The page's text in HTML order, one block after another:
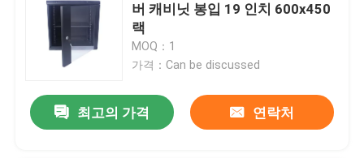
버 캐비닛 봉입 19 인치 600x450
랙
MOQ：1
가격：Can be discussed
최고의 가격 연락처